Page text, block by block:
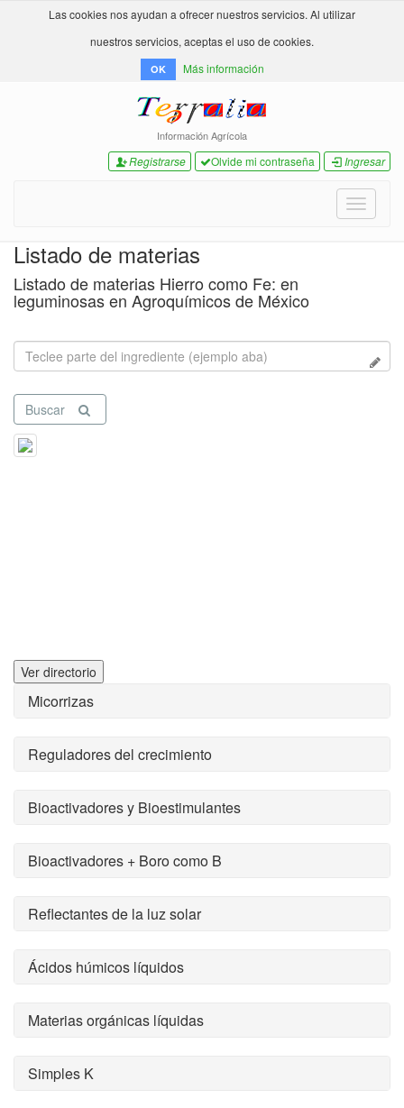
Las cookies nos ayudan a ofrecer nuestros servicios. Al utilizar
nuestros servicios, aceptas el uso de cookies.
OK Más información
Información Agrícola
Registrarse Olvide mi contraseña Ingresar
Toggle
Listado de materias
Listado de materias Hierro como Fe: en
leguminosas en Agroquímicos de México
Buscar
Ver directorio
Micorrizas
Reguladores del crecimiento
Bioactivadores y Bioestimulantes
Bioactivadores + Boro como B
Reflectantes de la luz solar
Ácidos húmicos líquidos
Materias orgánicas líquidas
Simples K